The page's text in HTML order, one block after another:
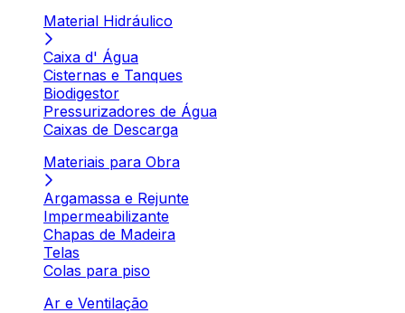
Material Hidráulico
Caixa d' Água
Cisternas e Tanques
Biodigestor
Pressurizadores de Água
Caixas de Descarga
Materiais para Obra
Argamassa e Rejunte
Impermeabilizante
Chapas de Madeira
Telas
Colas para piso
Ar e Ventilação